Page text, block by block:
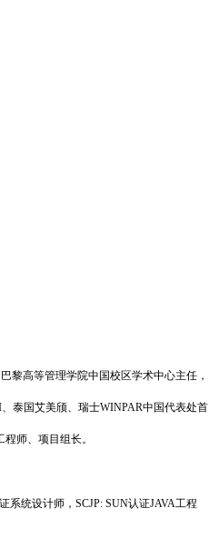
黎高等管理学院中国校区学术中心主任，
泰国艾美颀、瑞士WINPAR中国代表处首
师、项目组长。
统设计师，SCJP: SUN认证JAVA工程